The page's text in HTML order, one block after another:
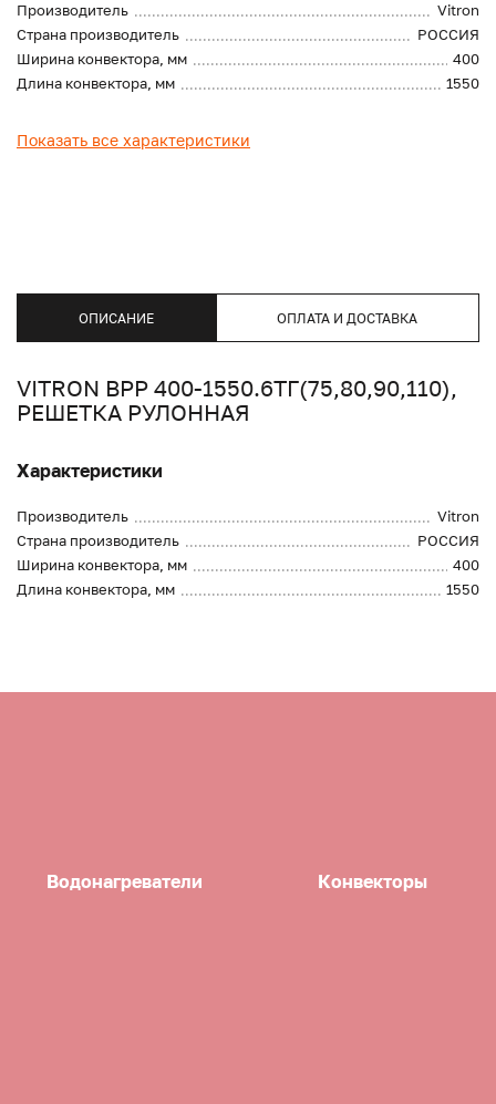
Производитель
Vitron
Страна производитель
РОССИЯ
Ширина конвектора, мм
400
Длина конвектора, мм
1550
Показать все характеристики
ОПИСАНИЕ ОПЛАТА И ДОСТАВКА
VITRON ВРР 400-1550.6ТГ(75,80,90,110),
РЕШЕТКА РУЛОННАЯ
Характеристики
Производитель
Vitron
Страна производитель
РОССИЯ
Ширина конвектора, мм
400
Длина конвектора, мм
1550
Водонагреватели Конвекторы